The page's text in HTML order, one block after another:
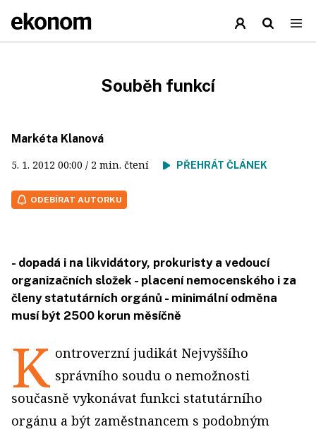
Souběh funkcí
Markéta Klanová
5. 1. 2012 00:00 / 2 min. čtení PŘEHRÁT ČLÁNEK
ODEBÍRAT AUTORKU
- dopadá i na likvidátory, prokuristy a vedoucí
organizačních složek - placení nemocenského i za
členy statutárních orgánů - minimální odměna
musí být 2500 korun měsíčně
K ontroverzní judikát Nejvyššího
správního soudu o nemožnosti
současně vykonávat funkci statutárního
orgánu a být zaměstnancem s podobným